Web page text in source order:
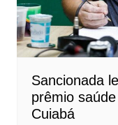
Sancionada
prêmio
Cuiabá